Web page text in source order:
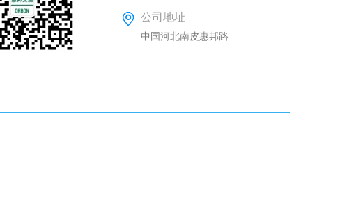
公司地址
中国河北南皮惠邦路